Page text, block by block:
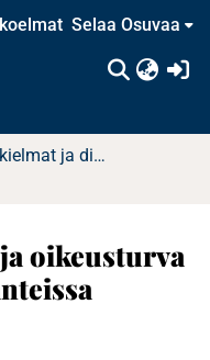
Selaa Osuvaa
Pro gradu -tutkielmat ja diplomityöt
oikeusturva